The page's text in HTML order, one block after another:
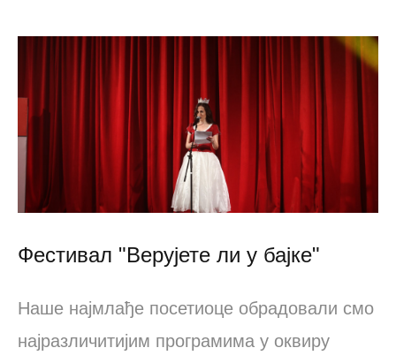
Фестивал "Верујете ли у бајке"
Наше најмлађе посетиоце обрадовали смо
најразличитијим програмима у оквиру